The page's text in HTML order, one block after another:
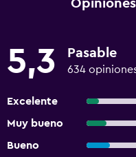
5,3 Pasable
634
Excelente
Muy bueno
Bueno